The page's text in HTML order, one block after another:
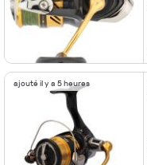
ajouté il y a 5 heures